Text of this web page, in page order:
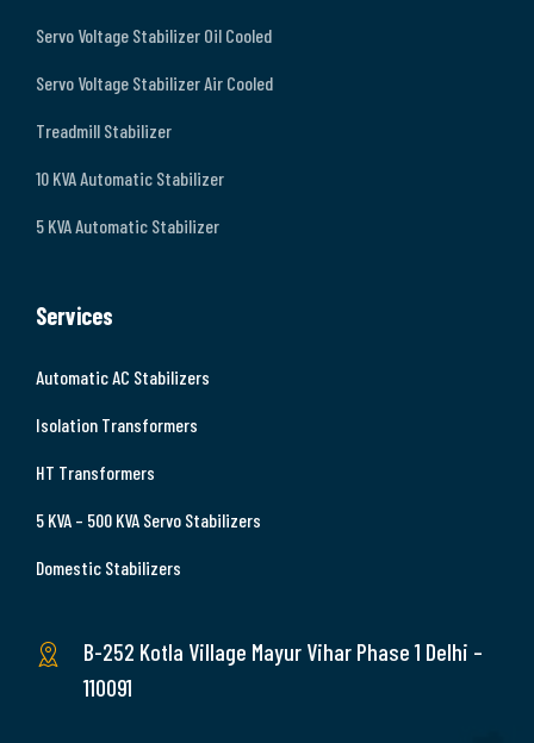
Servo Voltage Stabilizer Oil Cooled
Servo Voltage Stabilizer Air Cooled
Treadmill Stabilizer
10 KVA Automatic Stabilizer
5 KVA Automatic Stabilizer
Services
Automatic AC Stabilizers
Isolation Transformers
HT Transformers
5 KVA – 500 KVA Servo Stabilizers
Domestic Stabilizers
B-252 Kotla Village Mayur Vihar Phase 1 Delhi –
110091